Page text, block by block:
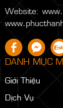
Website:
DANH MỤC
Giới Thiệu
Dịch Vụ